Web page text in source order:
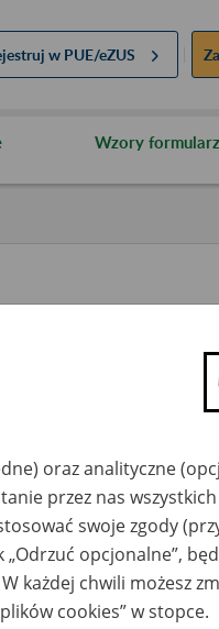
w PUE/eZUS
Wzory
oraz analityczne
przez nas
swoje zgody
„Odrzuć opcjonalne”,
każdej chwili możesz
cookies” w stopce.